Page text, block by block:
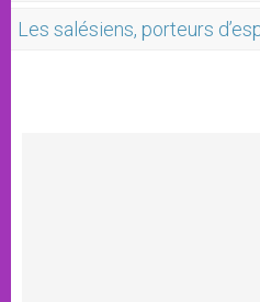
Les salésiens, porteurs